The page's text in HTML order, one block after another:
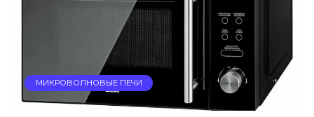
МИКРОВОЛНОВЫЕ ПЕЧИ